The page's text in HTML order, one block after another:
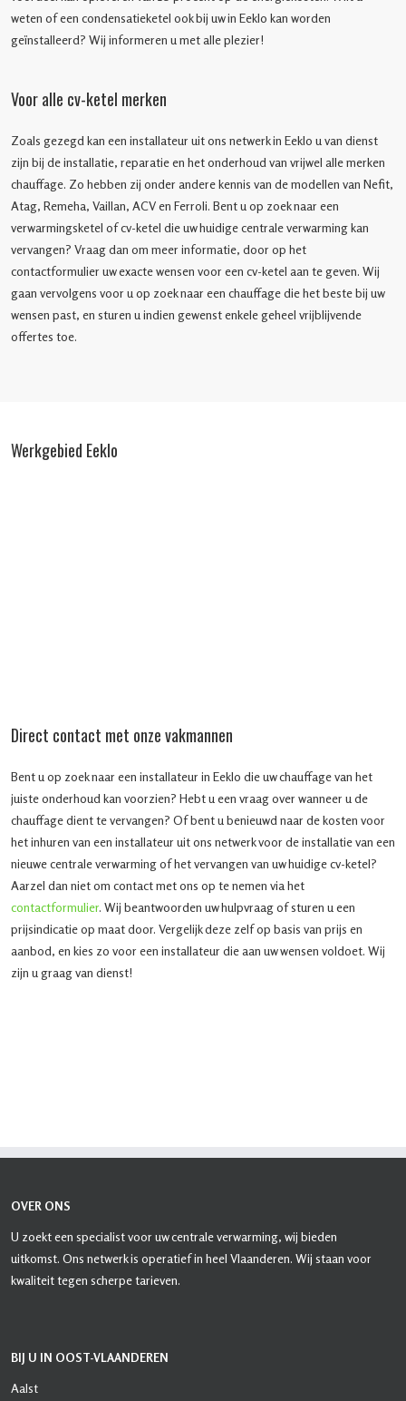
weten of een condensatieketel ook bij uw in Eeklo kan worden
geïnstalleerd? Wij informeren u met alle plezier!
Voor alle cv-ketel merken
Zoals gezegd kan een installateur uit ons netwerk in Eeklo u van dienst
zijn bij de installatie, reparatie en het onderhoud van vrijwel alle merken
chauffage. Zo hebben zij onder andere kennis van de modellen van Nefit,
Atag, Remeha, Vaillan, ACV en Ferroli. Bent u op zoek naar een
verwarmingsketel of cv-ketel die uw huidige centrale verwarming kan
vervangen? Vraag dan om meer informatie, door op het
contactformulier uw exacte wensen voor een cv-ketel aan te geven. Wij
gaan vervolgens voor u op zoek naar een chauffage die het beste bij uw
wensen past, en sturen u indien gewenst enkele geheel vrijblijvende
offertes toe.
Werkgebied Eeklo
Direct contact met onze vakmannen
Bent u op zoek naar een installateur in Eeklo die uw chauffage van het
juiste onderhoud kan voorzien? Hebt u een vraag over wanneer u de
chauffage dient te vervangen? Of bent u benieuwd naar de kosten voor
het inhuren van een installateur uit ons netwerk voor de installatie van een
nieuwe centrale verwarming of het vervangen van uw huidige cv-ketel?
Aarzel dan niet om contact met ons op te nemen via het
contactformulier. Wij beantwoorden uw hulpvraag of sturen u een
prijsindicatie op maat door. Vergelijk deze zelf op basis van prijs en
aanbod, en kies zo voor een installateur die aan uw wensen voldoet. Wij
zijn u graag van dienst!
OVER ONS
U zoekt een specialist voor uw centrale verwarming, wij bieden
uitkomst. Ons netwerk is operatief in heel Vlaanderen. Wij staan voor
kwaliteit tegen scherpe tarieven.
BIJ U IN OOST-VLAANDEREN
Aalst